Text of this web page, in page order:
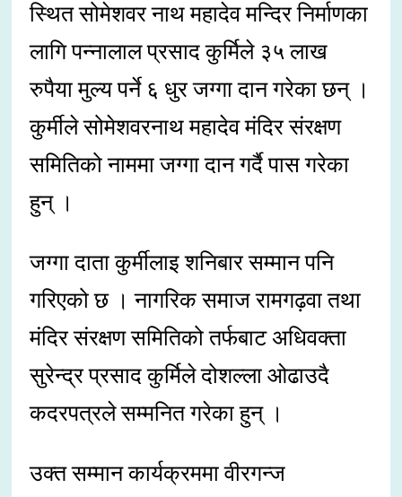
स्थित सोमेशवर नाथ महादेव मन्दिर निर्माणका
लागि पन्नालाल प्रसाद कुर्मिले ३५ लाख
रुपैया मुल्य पर्ने ६ धुर जग्गा दान गरेका छन् ।
कुर्मीले सोमेशवरनाथ महादेव मंदिर संरक्षण
समितिको नाममा जग्गा दान गर्दै पास गरेका
हुन् ।
जग्गा दाता कुर्मीलाइ शनिबार सम्मान पनि
गरिएको छ । नागरिक समाज रामगढ़वा तथा
मंदिर संरक्षण समितिको तर्फबाट अधिवक्ता
सुरेन्द्र प्रसाद कुर्मिले दोशल्ला ओढाउदै
कदरपत्रले सम्मनित गरेका हुन् ।
उक्त सम्मान कार्यक्रममा वीरगन्ज